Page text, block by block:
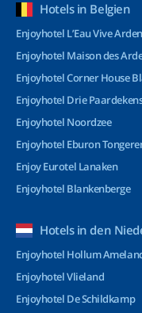
Hotels in Belgien
Enjoyhotel L’Eau Vive
Enjoyhotel Maison des
Enjoyhotel Corner House
Enjoyhotel Drie
Enjoyhotel Noordzee
Enjoyhotel Eburon
Enjoy Eurotel Lanaken
Enjoyhotel Blankenberge
Hotels in den
Enjoyhotel Hollum
Enjoyhotel Vlieland
Enjoyhotel De Schildkamp